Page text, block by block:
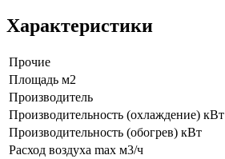
Характеристики
Прочие
Площадь м2
Производитель
Производительность (охлаждение) кВт
Производительность (обогрев) кВт
Расход воздуха max м3/ч